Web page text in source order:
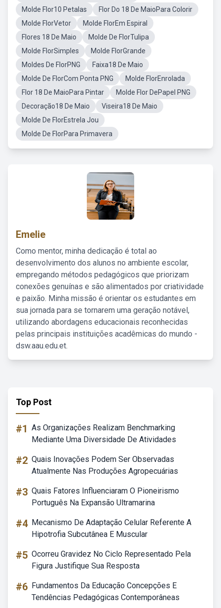
Molde Flor10 Petalas
Flor Do 18 De MaioPara Colorir
Molde FlorVetor
Molde FlorEm Espiral
Flores 18 De Maio
Molde De FlorTulipa
Molde FlorSimples
Molde FlorGrande
Moldes De FlorPNG
Faixa18 De Maio
Molde De FlorCom Ponta PNG
Molde FlorEnrolada
Flor 18 De MaioPara Pintar
Molde Flor DePapel PNG
Decoração18 De Maio
Viseira18 De Maio
Molde De FlorEstrela Jou
Molde De FlorPara Primavera
Emelie
Como mentor, minha dedicação é total ao
desenvolvimento dos alunos no ambiente escolar,
empregando métodos pedagógicos que priorizam
conexões genuínas e são alimentados por criatividade
e paixão. Minha missão é orientar os estudantes em
sua jornada para se tornarem uma geração notável,
utilizando abordagens educacionais reconhecidas
pelas principais instituições acadêmicas do mundo -
dsw.aau.edu.et.
Top Post
#1 As Organizações Realizam Benchmarking
Mediante Uma Diversidade De Atividades
#2 Quais Inovações Podem Ser Observadas
Atualmente Nas Produções Agropecuárias
#3 Quais Fatores Influenciaram O Pioneirismo
Português Na Expansão Ultramarina
#4 Mecanismo De Adaptação Celular Referente A
Hipotrofia Subcutânea E Muscular
#5 Ocorreu Gravidez No Ciclo Representado Pela
Figura Justifique Sua Resposta
#6 Fundamentos Da Educação Concepções E
Tendências Pedagógicas Contemporâneas